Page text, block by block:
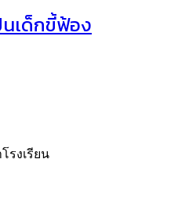
นเด็กขี้ฟ้อง
รงเรียน